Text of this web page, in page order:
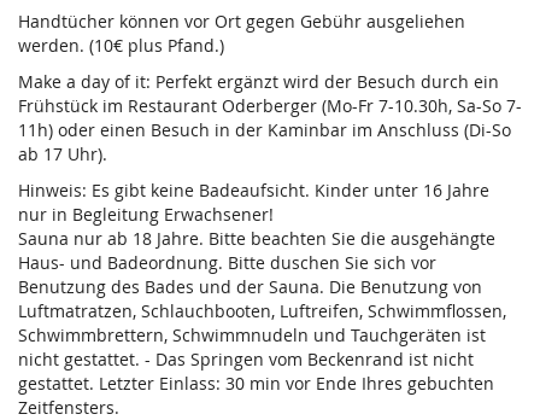
Handtücher können vor Ort gegen Gebühr ausgeliehen
werden. (10€ plus Pfand.)
Make a day of it: Perfekt ergänzt wird der Besuch durch ein
Frühstück im Restaurant Oderberger (Mo-Fr 7-10.30h, Sa-So 7-
11h) oder einen Besuch in der Kaminbar im Anschluss (Di-So
ab 17 Uhr).
Hinweis: Es gibt keine Badeaufsicht. Kinder unter 16 Jahre
nur in Begleitung Erwachsener!
Sauna nur ab 18 Jahre. Bitte beachten Sie die ausgehängte
Haus- und Badeordnung. Bitte duschen Sie sich vor
Benutzung des Bades und der Sauna. Die Benutzung von
Luftmatratzen, Schlauchbooten, Luftreifen, Schwimmflossen,
Schwimmbrettern, Schwimmnudeln und Tauchgeräten ist
nicht gestattet. - Das Springen vom Beckenrand ist nicht
gestattet. Letzter Einlass: 30 min vor Ende Ihres gebuchten
Zeitfensters.